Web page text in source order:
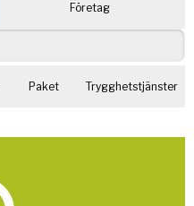
Företag
Paket Trygghetstjänster